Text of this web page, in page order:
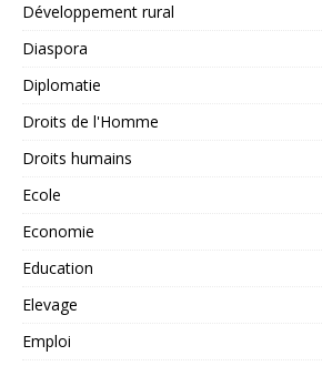
Développement rural
Diaspora
Diplomatie
Droits de l'Homme
Droits humains
Ecole
Economie
Education
Elevage
Emploi